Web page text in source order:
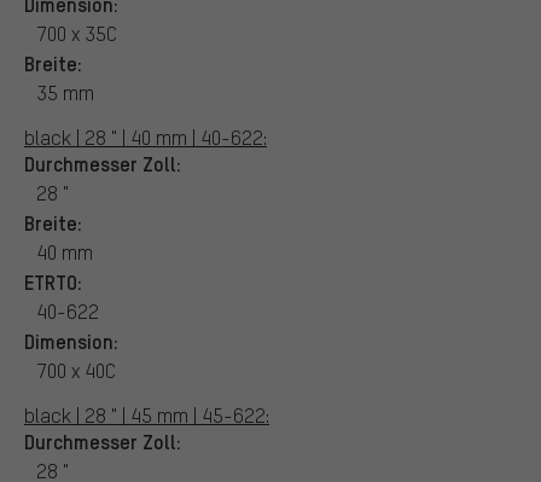
700 x 35C
Breite:
35 mm
black | 28 " | 40 mm | 40-622:
Durchmesser Zoll:
28 "
Breite:
40 mm
ETRTO:
40-622
Dimension:
700 x 40C
black | 28 " | 45 mm | 45-622:
Durchmesser Zoll:
28 "